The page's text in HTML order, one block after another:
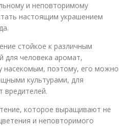
и неповторимому
настоящим украшением
стойкое к различным
для человека аромат,
насекомым, поэтому, его можно
культурами, для
вредителей.
которое выращивают не
и неповторимого